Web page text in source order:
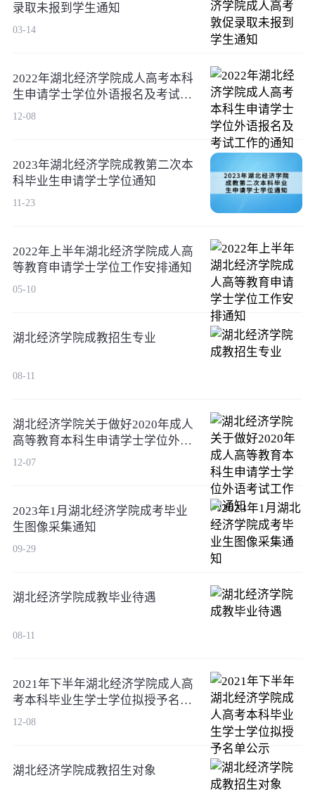
录取未报到学生通知
03-14
2022年湖北经济学院成人高考本科
生申请学士学位外语报名及考试工
作的通知
12-08
2023年湖北经济学院成教第二次本
科毕业生申请学士学位通知
11-23
2022年上半年湖北经济学院成人高
等教育申请学士学位工作安排通知
05-10
湖北经济学院成教招生专业
08-11
湖北经济学院关于做好2020年成人
高等教育本科生申请学士学位外语
考试工作的通知
12-07
2023年1月湖北经济学院成考毕业
生图像采集通知
09-29
湖北经济学院成教毕业待遇
08-11
2021年下半年湖北经济学院成人高
考本科毕业生学士学位拟授予名单
公示
12-08
湖北经济学院成教招生对象